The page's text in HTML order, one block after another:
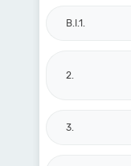
B.I.1.
2.
3.